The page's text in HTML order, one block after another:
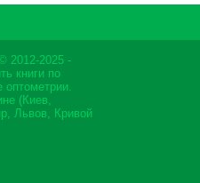
2012-2025 -
книги по
(Киев,
Львов, Кривой